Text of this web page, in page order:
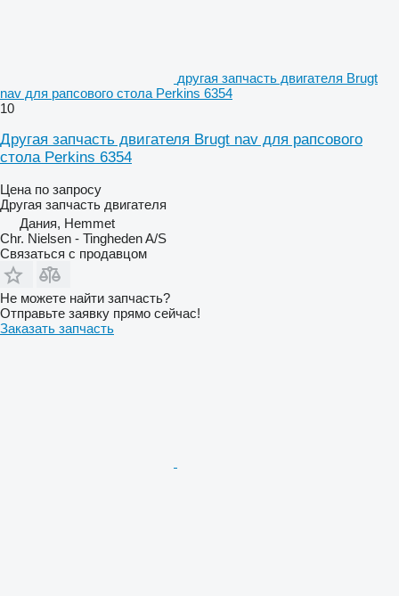
другая запчасть двигателя Brugt
nav для рапсового стола Perkins 6354
10
Другая запчасть двигателя Brugt nav для рапсового
стола Perkins 6354
Цена по запросу
Другая запчасть двигателя
Дания, Hemmet
Chr. Nielsen - Tingheden A/S
Связаться с продавцом
Не можете найти запчасть?
Отправьте заявку прямо сейчас!
Заказать запчасть